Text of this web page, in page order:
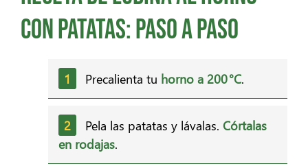
con patatas: paso a paso
Precalienta tu horno a 200 °C.
Pela las patatas y lávalas. Córtalas
en rodajas.